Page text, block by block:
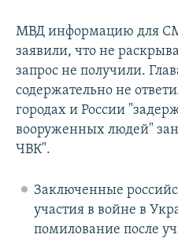
МВД информацию для
заявили, что не
запрос не получили.
содержательно не
городах и России
вооруженных людей"
ЧВК".
Заключенные
участия в войне в
помилование после